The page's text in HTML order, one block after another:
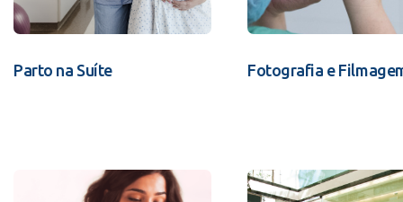
Parto na Suíte Fotografia e